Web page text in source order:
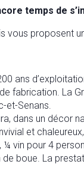
temps de
vous proposent
ans
fabrication. La
et-Senans.
dans un décor
et
¼ vin pour 4
boue. La